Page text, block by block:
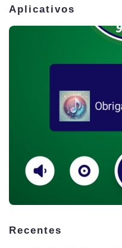
Aplicativos
Recentes